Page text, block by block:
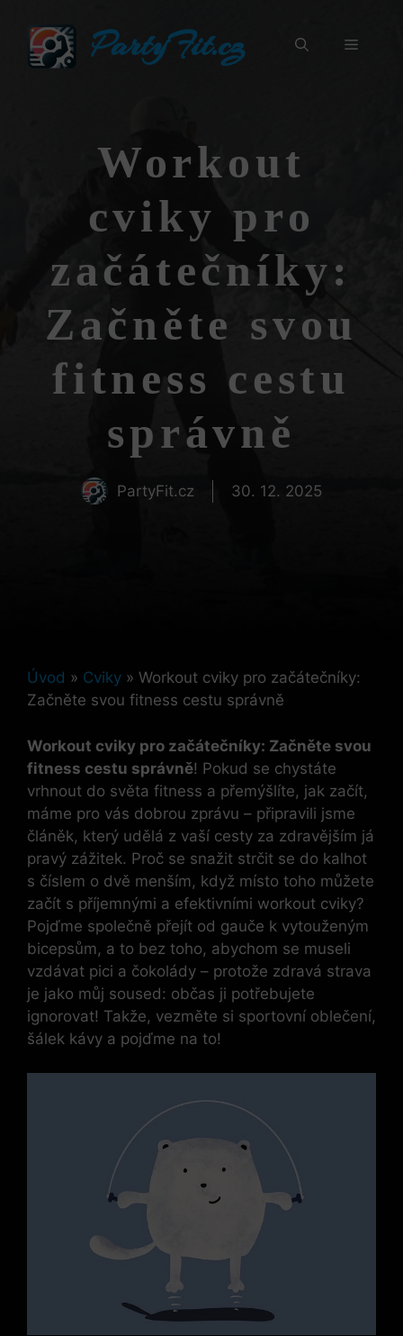
obsah
PartyFit.cz Menu
Workout
cviky pro
začátečníky:
Začněte svou
fitness cestu
správně
PartyFit.cz 30. 12. 2025
Úvod » Cviky » Workout cviky pro začátečníky:
Začněte svou fitness cestu správně
Workout cviky pro začátečníky: Začněte svou
fitness cestu správně! Pokud se chystáte
vrhnout do světa fitness a přemýšlíte, jak začít,
máme pro vás dobrou zprávu – připravili jsme
článěk, který udělá z vaší cesty za zdravějším já
pravý zážitek. Proč se snažit strčit se do kalhot
s číslem o dvě menším, když místo toho můžete
začít s příjemnými a efektivními workout cviky?
Pojďme společně přejít od gauče k vytouženým
bicepsům, a to bez toho, abychom se museli
vzdávat pici a čokolády – protože zdravá strava
je jako můj soused: občas ji potřebujete
ignorovat! Takže, vezměte si sportovní oblečení,
šálek kávy a pojďme na to!